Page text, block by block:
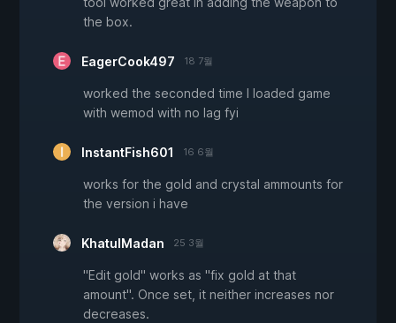
the box.
EagerCook497 18 7월
worked the seconded time I loaded game
with wemod with no lag fyi
InstantFish601 16 6월
works for the gold and crystal ammounts for
the version i have
KhatulMadan 25 3월
"Edit gold" works as "fix gold at that
amount". Once set, it neither increases nor
decreases.